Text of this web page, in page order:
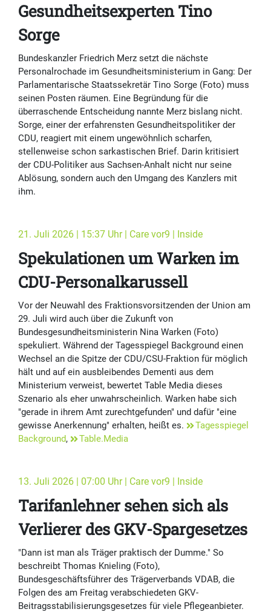
Gesundheitsexperten Tino
Sorge
Bundeskanzler Friedrich Merz setzt die nächste
Personalrochade im Gesundheitsministerium in Gang: Der
Parlamentarische Staatssekretär Tino Sorge (Foto) muss
seinen Posten räumen. Eine Begründung für die
überraschende Entscheidung nannte Merz bislang nicht.
Sorge, einer der erfahrensten Gesundheitspolitiker der
CDU, reagiert mit einem ungewöhnlich scharfen,
stellenweise schon sarkastischen Brief. Darin kritisiert
der CDU-Politiker aus Sachsen-Anhalt nicht nur seine
Ablösung, sondern auch den Umgang des Kanzlers mit
ihm.
21. Juli 2026 | 15:37 Uhr | Care vor9 | Inside
Spekulationen um Warken im
CDU-Personalkarussell
Vor der Neuwahl des Fraktionsvorsitzenden der Union am
29. Juli wird auch über die Zukunft von
Bundesgesundheitsministerin Nina Warken (Foto)
spekuliert. Während der Tagesspiegel Background einen
Wechsel an die Spitze der CDU/CSU-Fraktion für möglich
hält und auf ein ausbleibendes Dementi aus dem
Ministerium verweist, bewertet Table Media dieses
Szenario als eher unwahrscheinlich. Warken habe sich
"gerade in ihrem Amt zurechtgefunden" und dafür "eine
gewisse Anerkennung" erhalten, heißt es.
Tagesspiegel
Background, Table.Media
13. Juli 2026 | 07:00 Uhr | Care vor9 | Inside
Tarifanlehner sehen sich als
Verlierer des GKV-Spargesetzes
"Dann ist man als Träger praktisch der Dumme." So
beschreibt Thomas Knieling (Foto),
Bundesgeschäftsführer des Trägerverbands VDAB, die
Folgen des am Freitag verabschiedeten GKV-
Beitragsstabilisierungsgesetzes für viele Pflegeanbieter.